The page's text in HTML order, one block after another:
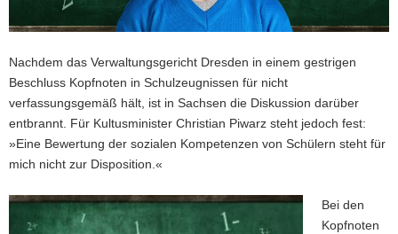
Nachdem das Verwaltungsgericht Dresden in einem gestrigen
Beschluss Kopfnoten in Schulzeugnissen für nicht
verfassungsgemäß hält, ist in Sachsen die Diskussion darüber
entbrannt. Für Kultusminister Christian Piwarz steht jedoch fest:
»Eine Bewertung der sozialen Kompetenzen von Schülern steht für
mich nicht zur Disposition.«
Bei den
Kopfnoten